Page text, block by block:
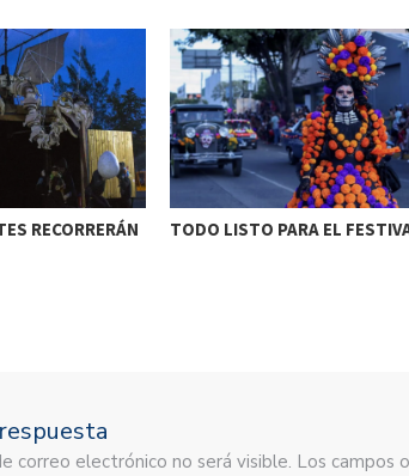
RECORRERÁN
TODO LISTO PARA EL
correo electrónico no será visible. Los campos